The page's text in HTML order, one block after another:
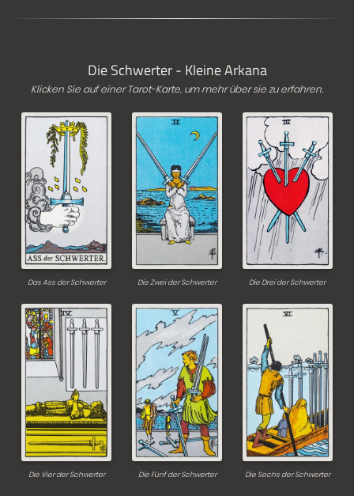
Die Schwerter - Kleine Arkana
Klicken Sie auf einer Tarot-Karte, um mehr über sie zu erfahren.
Das Ass der Schwerter Die Zwei der Schwerter Die Drei der Schwerter
Die Vier der Schwerter Die Fünf der Schwerter Die Sechs der Schwerter